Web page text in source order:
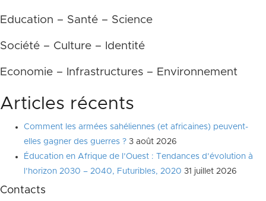
Education – Santé – Science
Société – Culture – Identité
Economie – Infrastructures – Environnement
Articles récents
Comment les armées sahéliennes (et africaines) peuvent-
elles gagner des guerres ? 3 août 2026
Éducation en Afrique de l’Ouest : Tendances d’évolution à
l’horizon 2030 – 2040, Futuribles, 2020 31 juillet 2026
Contacts